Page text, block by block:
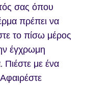
σας όπου
πρέπει να
το πίσω μέρος
έγχρωμη
με ένα